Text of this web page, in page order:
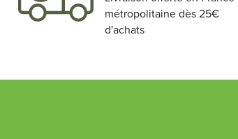
métropolitaine dès 25€
d'achats